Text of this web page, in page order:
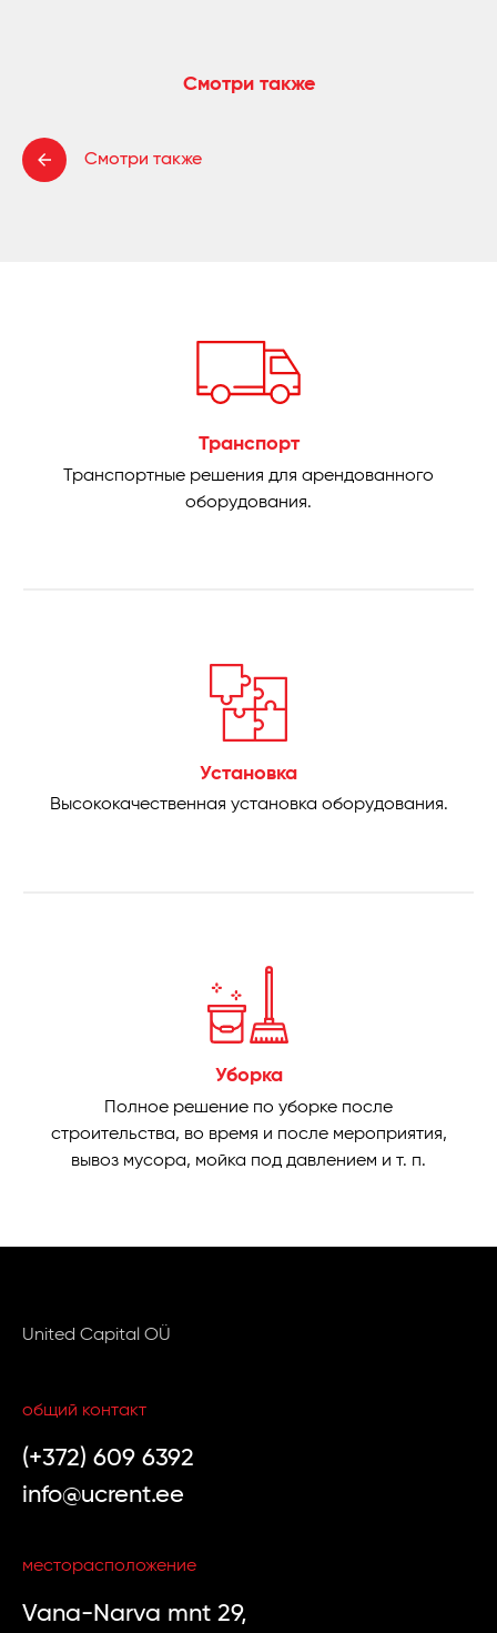
Смотри также
Смотри также
Транспорт
Транспортные решения для арендованного
оборудования.
Установка
Высококачественная установка оборудования.
Уборка
Полное решение по уборке после
строительства, во время и после мероприятия,
вывоз мусора, мойка под давлением и т. п.
United Capital OÜ
общий контакт
(+372) 609 6392
info@ucrent.ee
месторасположение
Vana-Narva mnt 29,